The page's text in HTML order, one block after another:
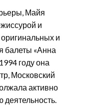
Майя
и
и
балеты «Анна
году она
Московский
активно
деятельность.